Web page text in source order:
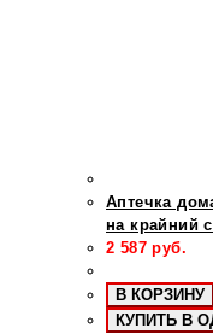
Аптечка
на крайний
2 587 руб.
В КОРЗИНУ
КУПИТЬ В